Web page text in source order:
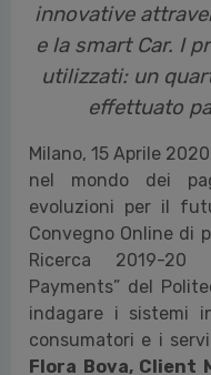
innovative
e la smart Car. I
utilizzati: un
effettuato
Milano, 15 Aprile
nel mondo dei
evoluzioni per il
Convegno Online di
Ricerca 2019-20
Payments” del
indagare i sistemi
consumatori e i
Flora Bova, Client